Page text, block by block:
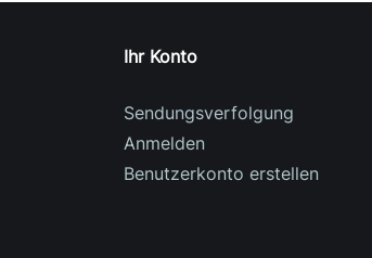
Ihr Konto
Sendungsverfolgung
Anmelden
Benutzerkonto erstellen